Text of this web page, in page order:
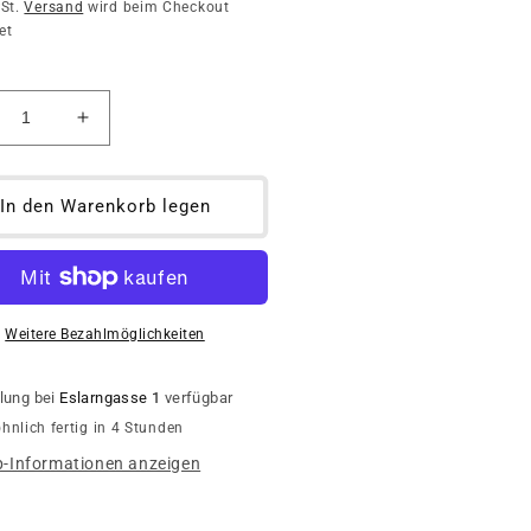
Versand wird beim Checkout
Erhöhe
die
Menge
für
Salt
Spray
-
Wellenreiter
In den Warenkorb legen
Weitere Bezahlmöglichkeiten
bei Eslarngasse 1 verfügbar
fertig in 4 Stunden
Informationen anzeigen